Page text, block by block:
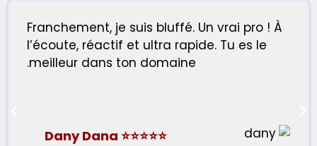
Franchement, je suis bluffé. Un vrai pro ! À
l’écoute, réactif et ultra rapide. Tu es le
meilleur dans ton domaine.
⭐⭐⭐⭐⭐ Dany Dana